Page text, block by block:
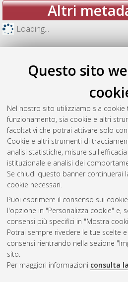
Questo sito
Nel nostro sito utilizziamo sia cookie
funzionamento, sia cookie e altri
facoltativi che potrai attivare solo
Cookie e altri strumenti di
analisi statistiche, misure
istituzionale e analisi dei
Se chiudi questo banner continuerai
cookie necessari.
Puoi esprimere il consenso sui
l'opzione in "Personalizza cookie" e,
consensi più specifici in "Mostra
Potrai sempre rivedere le tue scelte
consensi rientrando nella sezione
sito.
Per maggiori informazioni consulta
Altri
Loading...
Gestione del
Atom
Rss 1.0
Rss 2.0
AMS Laurea